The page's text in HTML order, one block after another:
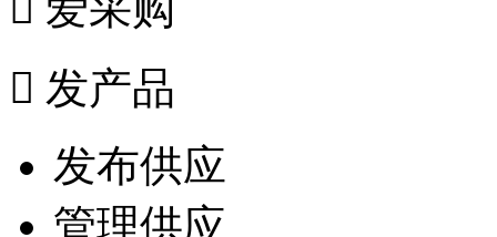
 发产品
发布供应
管理供应